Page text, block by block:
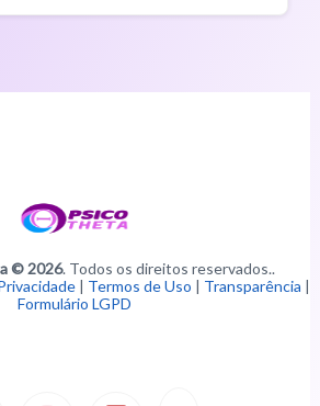
© 2026. Todos os direitos reservados..
| Termos de Uso | Transparência |
Formulário LGPD